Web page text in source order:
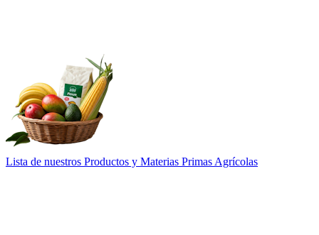
Lista de nuestros Productos y Materias Primas Agrícolas